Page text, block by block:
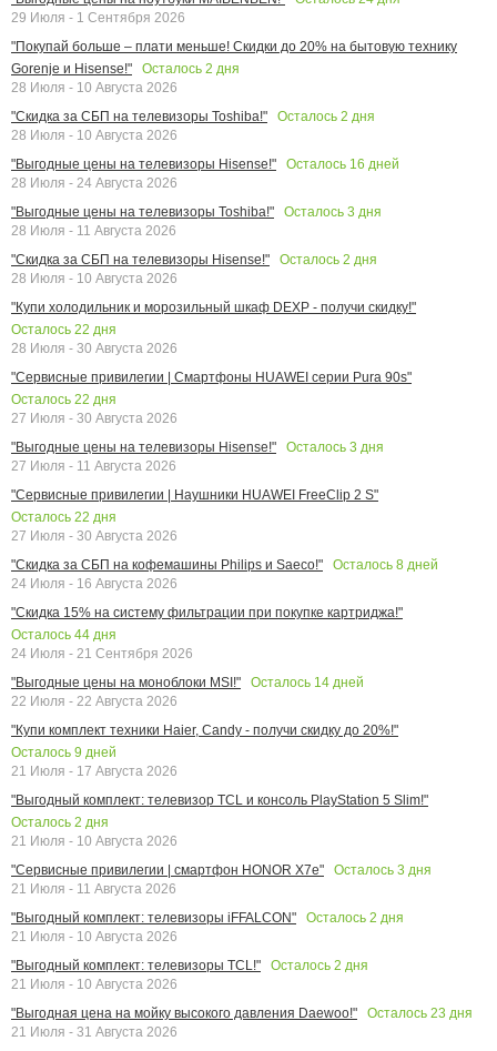
29 Июля - 1 Сентября 2026
"Покупай больше – плати меньше! Скидки до 20% на бытовую технику
Gorenje и Hisense!"
Осталось 2 дня
28 Июля - 10 Августа 2026
"Скидка за СБП на телевизоры Toshiba!"
Осталось 2 дня
28 Июля - 10 Августа 2026
"Выгодные цены на телевизоры Hisense!"
Осталось 16 дней
28 Июля - 24 Августа 2026
"Выгодные цены на телевизоры Toshiba!"
Осталось 3 дня
28 Июля - 11 Августа 2026
"Скидка за СБП на телевизоры Hisense!"
Осталось 2 дня
28 Июля - 10 Августа 2026
"Купи холодильник и морозильный шкаф DEXP - получи скидку!"
Осталось 22 дня
28 Июля - 30 Августа 2026
"Сервисные привилегии | Смартфоны HUAWEI серии Pura 90s"
Осталось 22 дня
27 Июля - 30 Августа 2026
"Выгодные цены на телевизоры Hisense!"
Осталось 3 дня
27 Июля - 11 Августа 2026
"Сервисные привилегии | Наушники HUAWEI FreeClip 2 S"
Осталось 22 дня
27 Июля - 30 Августа 2026
"Скидка за СБП на кофемашины Philips и Saeco!"
Осталось 8 дней
24 Июля - 16 Августа 2026
"Скидка 15% на систему фильтрации при покупке картриджа!"
Осталось 44 дня
24 Июля - 21 Сентября 2026
"Выгодные цены на моноблоки MSI!"
Осталось 14 дней
22 Июля - 22 Августа 2026
"Купи комплект техники Haier, Candy - получи скидку до 20%!"
Осталось 9 дней
21 Июля - 17 Августа 2026
"Выгодный комплект: телевизор TCL и консоль PlayStation 5 Slim!"
Осталось 2 дня
21 Июля - 10 Августа 2026
"Сервисные привилегии | смартфон HONOR X7e"
Осталось 3 дня
21 Июля - 11 Августа 2026
"Выгодный комплект: телевизоры iFFALCON"
Осталось 2 дня
21 Июля - 10 Августа 2026
"Выгодный комплект: телевизоры TCL!"
Осталось 2 дня
21 Июля - 10 Августа 2026
"Выгодная цена на мойку высокого давления Daewoo!"
Осталось 23 дня
21 Июля - 31 Августа 2026